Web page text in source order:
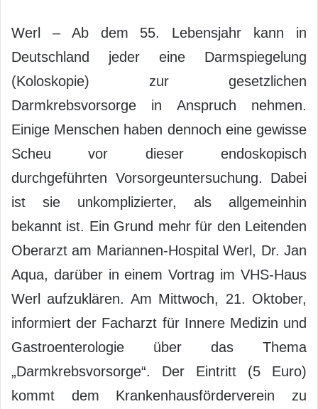
Werl – Ab dem 55. Lebensjahr kann in
Deutschland jeder eine Darmspiegelung
(Koloskopie) zur gesetzlichen
Darmkrebsvorsorge in Anspruch nehmen.
Einige Menschen haben dennoch eine gewisse
Scheu vor dieser endoskopisch
durchgeführten Vorsorgeuntersuchung. Dabei
ist sie unkomplizierter, als allgemeinhin
bekannt ist. Ein Grund mehr für den Leitenden
Oberarzt am Mariannen-Hospital Werl, Dr. Jan
Aqua, darüber in einem Vortrag im VHS-Haus
Werl aufzuklären. Am Mittwoch, 21. Oktober,
informiert der Facharzt für Innere Medizin und
Gastroenterologie über das Thema
„Darmkrebsvorsorge“. Der Eintritt (5 Euro)
kommt dem Krankenhausförderverein zu